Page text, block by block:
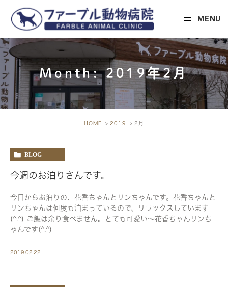
MENU
Month: 2019年2月
HOME 2019 2月
BLOG
今週のお泊りさんです。
今日からお泊りの、花香ちゃんとリンちゃんです。花香ちゃんと
リンちゃんは何度も泊まっているので、リラックスしています
(^.^) ご飯は余り食べません。とても可愛い〜花香ちゃんリンち
ゃんです(^.^)
2019.02.22